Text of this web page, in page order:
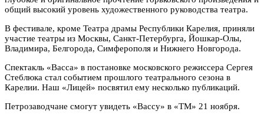
общий высокий уровень художественного руководства театра.
В фестивале, кроме Театра драмы Республики Карелия, приняли
участие театры из Москвы, Санкт-Петербурга, Йошкар-Олы,
Владимира, Белгорода, Симферополя и Нижнего Новгорода.
Спектакль «Васса» в постановке московского режиссера Сергея
Стеблюка стал событием прошлого театрального сезона в
Карелии. Наш «Лицей» посвятил ему несколько публикаций.
Петрозаводчане смогут увидеть «Вассу» в «ТМ» 21 ноября.